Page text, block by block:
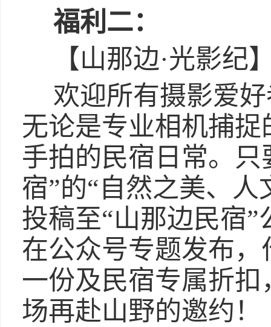
福利二：
【山那边·光影纪
欢迎所有摄影爱
无论是专业相机捕
手拍的民宿日常。
宿”的“自然之美、
投稿至“山那边民宿
在公众号专题发布，
一份及民宿专属折
场再赴山野的邀约！